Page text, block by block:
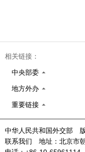
相关链接：
中央部委
地方外办
重要链接
中华人民共和国外交部
联系我们 地址：北京市